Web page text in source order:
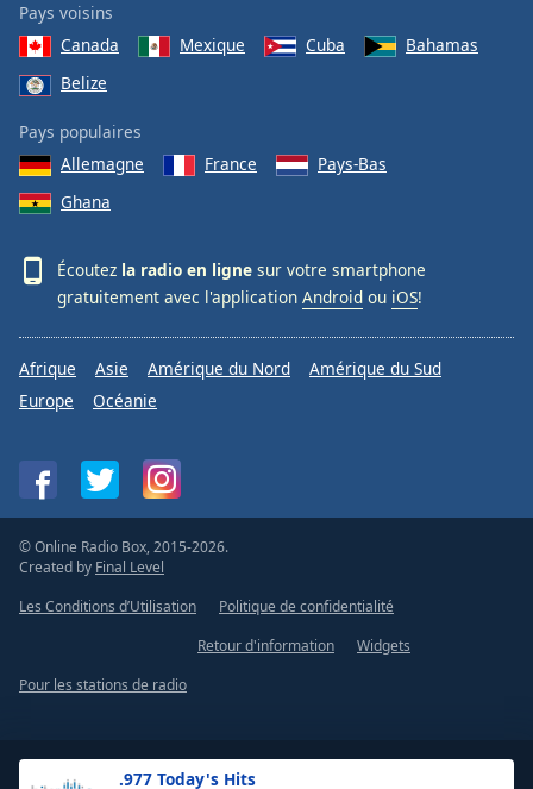
.977 Today's Hits
Pays voisins
Canada
Mexique Cuba
Bahamas
Belize
Pays populaires
Allemagne
France
Pays-Bas
Ghana
Écoutez la radio en ligne sur votre smartphone
gratuitement avec l'application Android ou iOS!
Afrique Asie Amérique du Nord
Amérique du Sud
Europe
Océanie
© Online Radio Box, 2015-2026.
Created by Final Level
Les Conditions d’Utilisation
Politique de confidentialité
Retour d'information
Widgets
Pour les stations de radio